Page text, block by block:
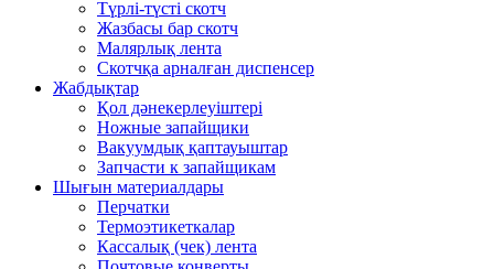
Түрлі-түсті скотч
Жазбасы бар скотч
Малярлық лента
Скотчқа арналған диспенсер
Жабдықтар
Қол дәнекерлеуіштері
Ножные запайщики
Вакуумдық қаптауыштар
Запчасти к запайщикам
Шығын материалдары
Перчатки
Термоэтикеткалар
Кассалық (чек) лента